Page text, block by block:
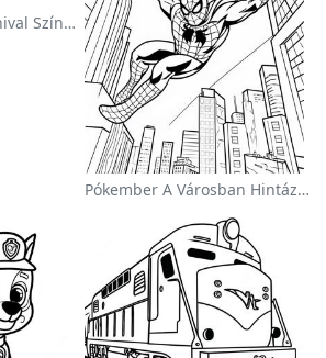
Cuki Hello Kitty Masnival Színezőlap
Pókember A Városban Hintázva Színezőlap